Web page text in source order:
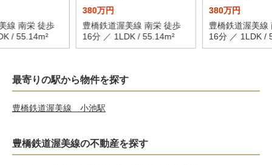
線 南栄 徒歩
/ 55.14m²
380万円
豊橋鉄道渥美線 南栄 徒歩
16分 ／ 1LDK / 55.14m²
380万円
豊橋鉄道渥美線
16分 ／ 1LDK /
最寄りの駅から物件を探す
豊橋鉄道渥美線 小池駅
豊橋鉄道渥美線の不動産を探す